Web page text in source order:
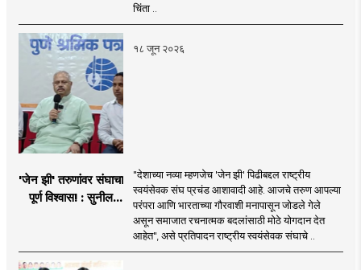
चिंता ..
१८ जून २०२६
'जेन झी' तरुणांवर संघाचा
पूर्ण विश्वास! : सुनील
"देशाच्या नव्या म्हणजेच 'जेन झी' पिढीबद्दल राष्ट्रीय
स्वयंसेवक संघ प्रचंड आशावादी आहे. आजचे तरुण आपल्या
परंपरा आणि भारताच्या गौरवाशी मनापासून जोडले गेले
असून समाजात रचनात्मक बदलांसाठी मोठे योगदान देत
आहेत", असे प्रतिपादन राष्ट्रीय स्वयंसेवक संघाचे ..